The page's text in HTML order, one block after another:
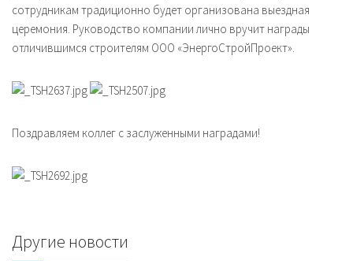
сотрудникам традиционно будет организована выездная
церемония. Руководство компании лично вручит награды
отличившимся строителям ООО «ЭнергоСтройПроект».
Поздравляем коллег с заслуженными наградами!
Другие новости